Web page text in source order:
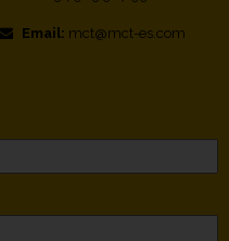
Email: mct@mct-es.com